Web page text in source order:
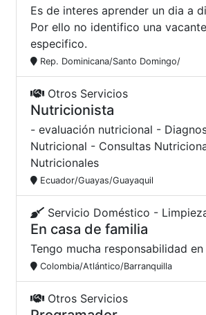
Es de interes aprender un dia a
Por ello no identifico una
especifico.
Rep. Dominicana/Santo Domingo/
Nutricionista
Otros Servicios
- evaluación nutricional -
Nutricional - Consultas
Nutricionales
Ecuador/Guayas/Guayaquil
En casa de familia
Servicio Doméstico -
Tengo mucha responsabilidad
Colombia/Atlántico/Barranquilla
Otros Servicios